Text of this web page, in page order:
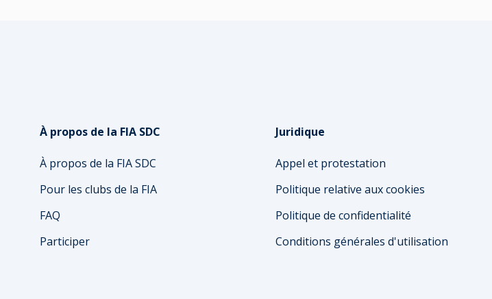
À propos de la FIA SDC
À propos de la FIA SDC
Pour les clubs de la FIA
FAQ
Participer
Juridique
Appel et protestation
Politique relative aux cookies
Politique de confidentialité
Conditions générales d'utilisation